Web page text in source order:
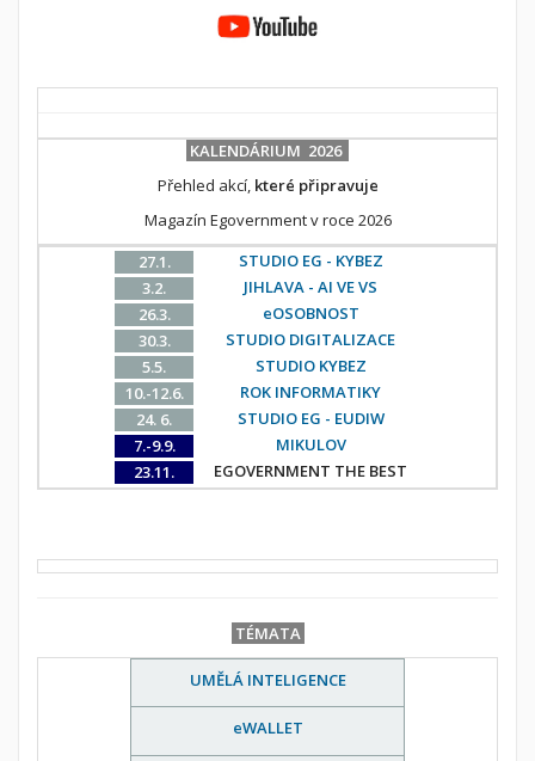
KALENDÁRIUM 2026
Přehled akcí, které připravuje
Magazín Egovernment v roce 2026
27.1.
STUDIO EG - KYBEZ
3.2.
JIHLAVA - AI VE VS
26.3.
eOSOBNOST
30.3.
STUDIO DIGITALIZACE
5.5.
STUDIO KYBEZ
10.-12.6.
ROK INFORMATIKY
24. 6.
STUDIO EG - EUDIW
7.-9.9.
MIKULOV
23.11.
EGOVERNMENT THE BEST
TÉMATA
UMĚLÁ INTELIGENCE
eWALLET